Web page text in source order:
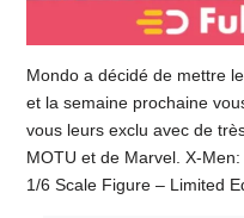
Mondo a décidé de mettre
et la semaine prochaine
vous leurs exclu avec de
MOTU et de Marvel. X-
1/6 Scale Figure – Limited